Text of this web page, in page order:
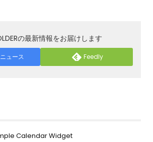
の最新情報をお届けします
ュース Feedly
Calendar Widget